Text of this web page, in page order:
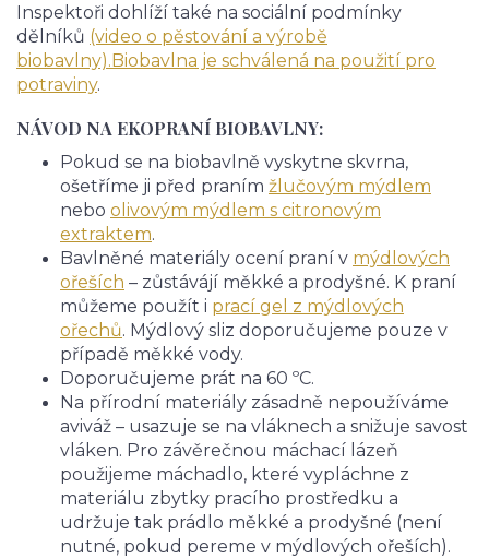
Inspektoři dohlíží také na sociální podmínky
dělníků (video o pěstování a výrobě
biobavlny).Biobavlna je schválená na použití pro
potraviny.
NÁVOD NA EKOPRANÍ BIOBAVLNY:
Pokud se na biobavlně vyskytne skvrna,
ošetříme ji před praním žlučovým mýdlem
nebo olivovým mýdlem s citronovým
extraktem.
Bavlněné materiály ocení praní v mýdlových
ořeších – zůstávájí měkké a prodyšné. K praní
můžeme použít i prací gel z mýdlových
ořechů. Mýdlový sliz doporučujeme pouze v
případě měkké vody.
Doporučujeme prát na 60 ºC.
Na přírodní materiály zásadně nepoužíváme
aviváž – usazuje se na vláknech a snižuje savost
vláken. Pro závěrečnou máchací lázeň
použijeme máchadlo, které vypláchne z
materiálu zbytky pracího prostředku a
udržuje tak prádlo měkké a prodyšné (není
nutné, pokud pereme v mýdlových ořeších).